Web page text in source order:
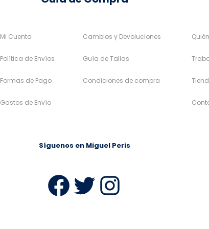
Mi Cuenta
Política de Envíos
Formas de Pago
Gastos de Envío
Cambios y Devoluciones
Guía de Tallas
Condiciones de compra
Síguenos en Miguel Peris
Facebook
Twitter